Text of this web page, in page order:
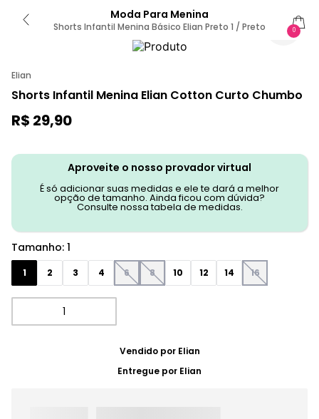
Moda Para Menina
Shorts Infantil Menina Básico Elian Preto 1 / Preto 0
Elian
Shorts Infantil Menina Elian Cotton Curto Chumbo
R$ 29,90
Aproveite o nosso provador virtual
É só adicionar suas medidas e ele te dará a melhor
opção de tamanho. Ainda ficou com dúvida?
Consulte nossa tabela de medidas.
Tamanho: 1
1 2 3 4 6 8 10 12 14 16
Vendido por Elian
Entregue por Elian